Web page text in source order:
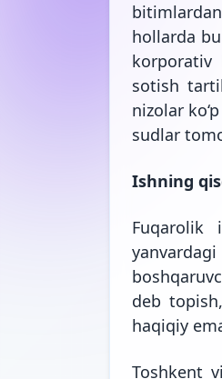
hollarda
korporativ
sotish
nizolar
sudlar
Ishning
Fuqarolik
deb
haqiqiy
Toshkent